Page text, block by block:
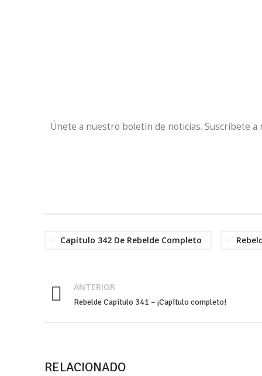
Únete a nuestro boletín de noticias. Suscríbete
Capítulo 342 De Rebelde Completo
ANTERIOR
Rebelde Capítulo 341 – ¡Capítulo completo!
RELACIONADO